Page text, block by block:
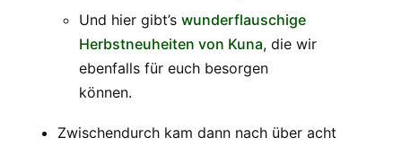
Und hier gibt’s wunderflauschige
Herbstneuheiten von Kuna, die wir
ebenfalls für euch besorgen
können.
Zwischendurch kam dann nach über acht